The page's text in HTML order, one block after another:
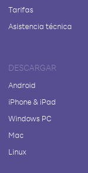
Tarifas
Asistencia técnica
DESCARGAR
Android
iPhone & iPad
Windows PC
Mac
Linux